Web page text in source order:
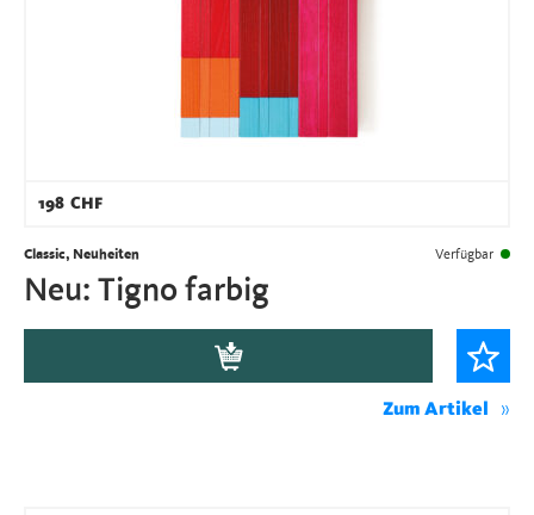
198 CHF
Classic, Neuheiten Verfügbar
Neu: Tigno farbig
Zum Artikel